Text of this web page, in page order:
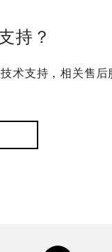
持？
术支持，相关售后